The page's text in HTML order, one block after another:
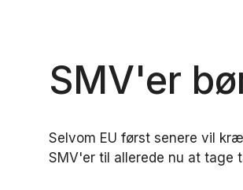
SMV'er
Selvom EU først senere vil
SMV'er til allerede nu at tage